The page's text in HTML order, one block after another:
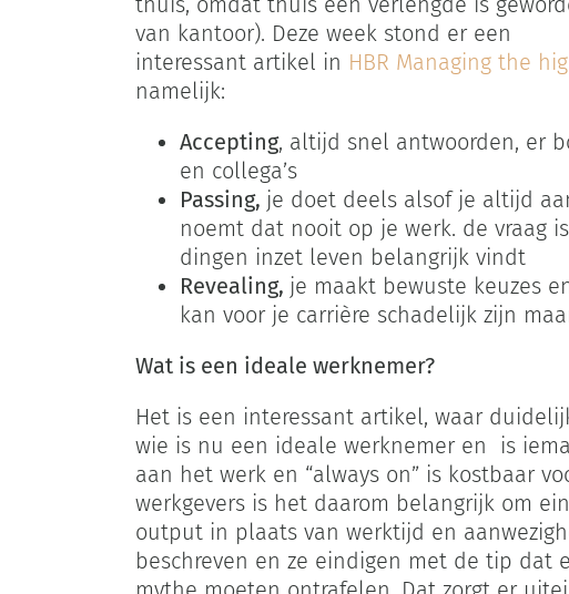
van kantoor). Deze week stond er een
interessant artikel in HBR Managing the
namelijk:
Accepting, altijd snel antwoorden, er
en collega’s
Passing, je doet deels alsof je altijd
noemt dat nooit op je werk. de vraag
dingen inzet leven belangrijk vindt
Revealing, je maakt bewuste keuzes
kan voor je carrière schadelijk zijn
Wat is een ideale werknemer?
Het is een interessant artikel, waar
wie is nu een ideale werknemer en is
aan het werk en “always on” is kostbaar
werkgevers is het daarom belangrijk om
output in plaats van werktijd en
beschreven en ze eindigen met de tip